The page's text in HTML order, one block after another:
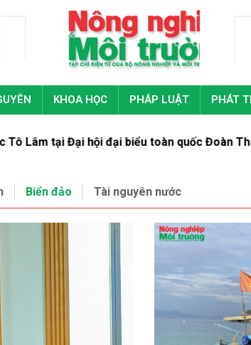
KHOA HỌC PHÁP LUẬT PHÁT
đại biểu toàn quốc Đoàn Thanh niên cộng
Biển đảo Tài nguyên nước